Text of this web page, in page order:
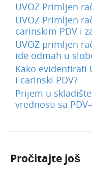
UVOZ Primljen
UVOZ Primljen
carinskim PDV i
UVOZ primljen
ide odmah u
Kako evidentirati
i carinski PDV?
Prijem u
vrednosti sa
Pročitajte još